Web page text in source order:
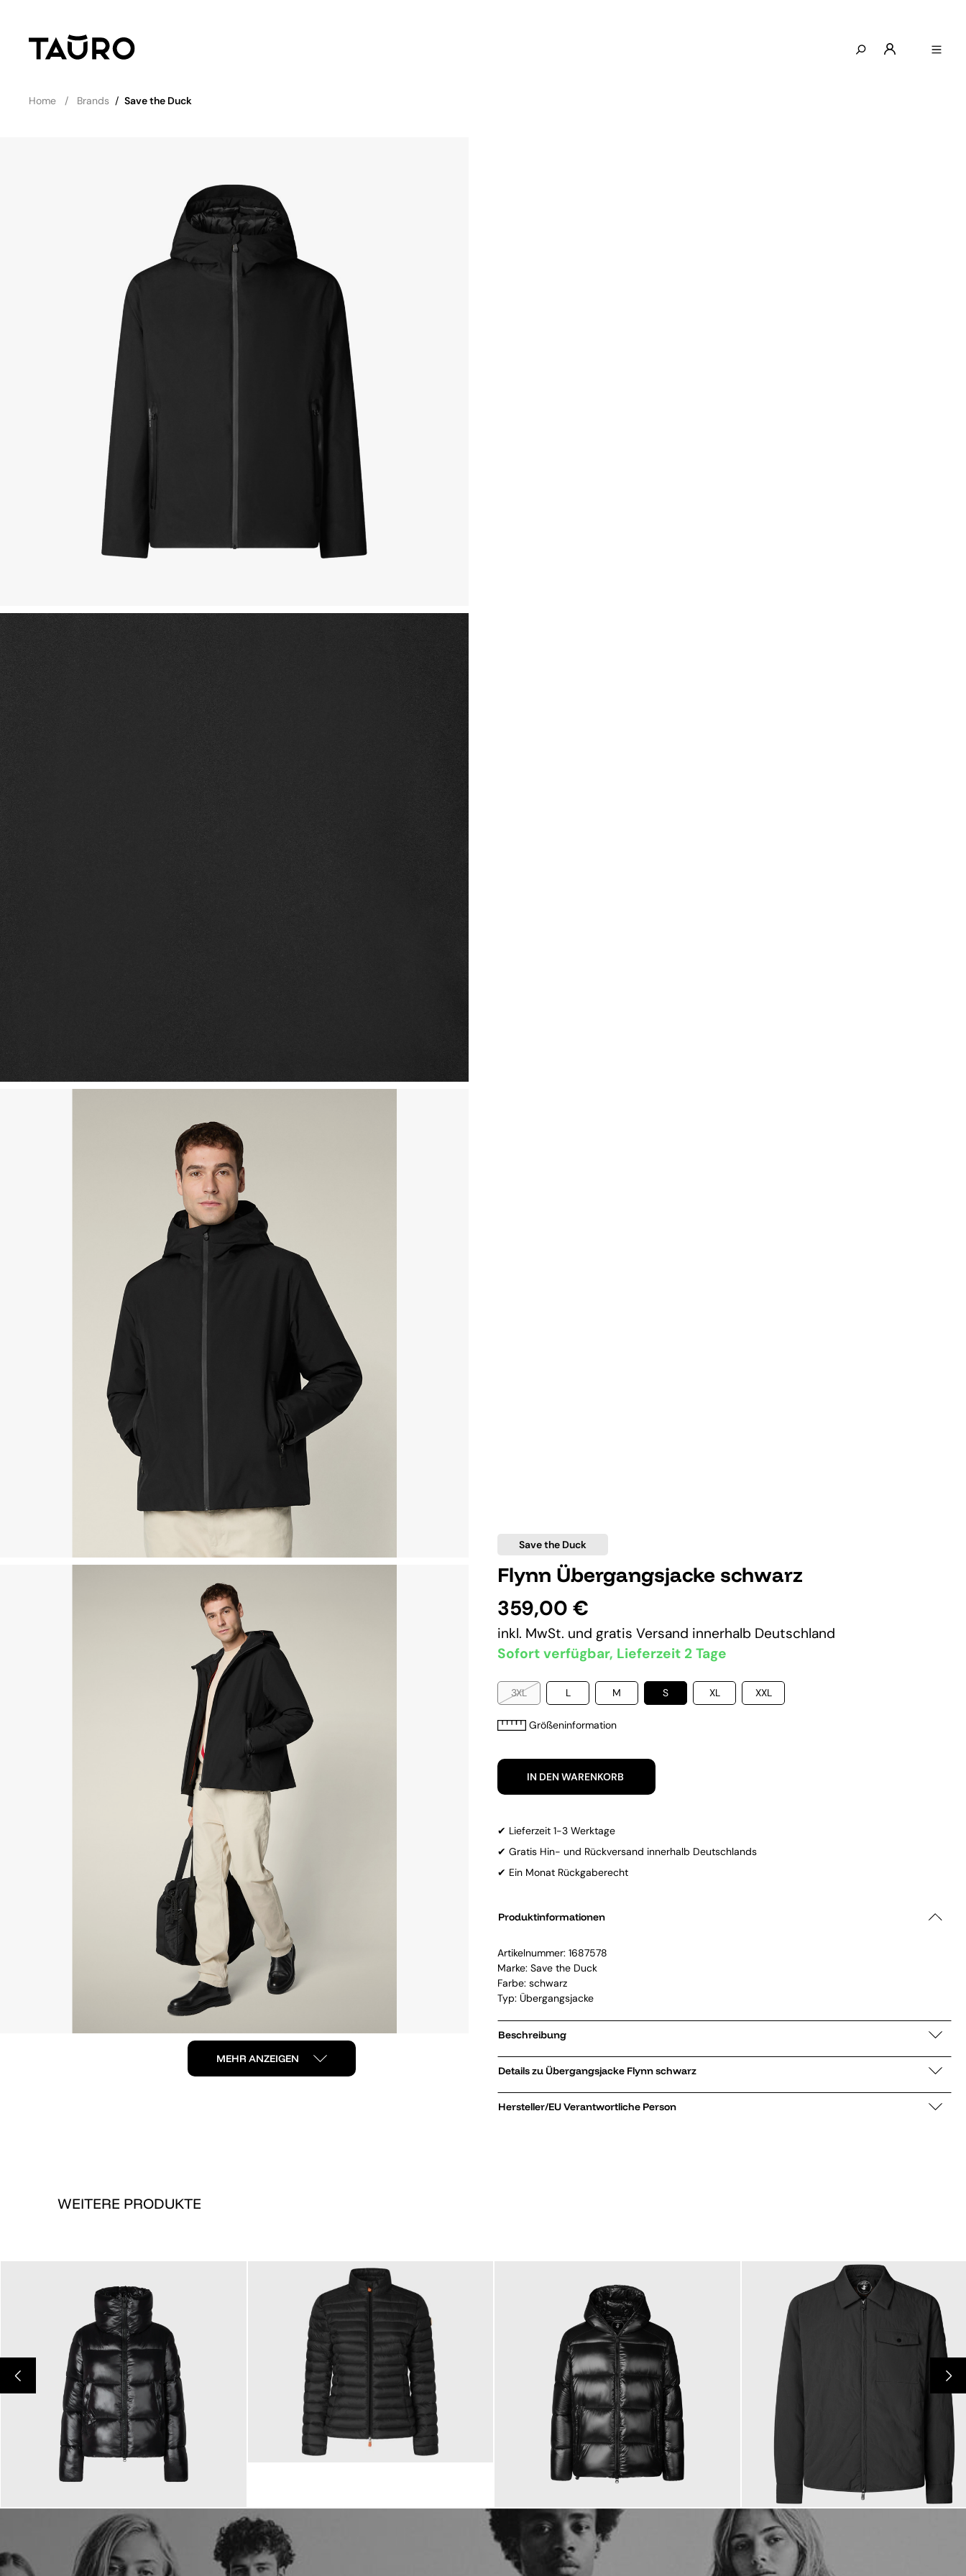
Home Brands / Save the Duck
MEHR ANZEIGEN
Save the Duck
Flynn Übergangsjacke schwarz
359,00 €
inkl. MwSt. und gratis Versand innerhalb Deutschland
Sofort verfügbar, Lieferzeit 2 Tage
3XL L M S XL XXL
Größeninformation
IN DEN WARENKORB
✔ Lieferzeit 1-3 Werktage
✔ Gratis Hin- und Rückversand innerhalb Deutschlands
✔ Ein Monat Rückgaberecht
Produktinformationen
Artikelnummer: 1687578
Marke: Save the Duck
Farbe: schwarz
Typ: Übergangsjacke
Beschreibung
Details zu Übergangsjacke Flynn schwarz
Hersteller/EU Verantwortliche Person
WEITERE PRODUKTE
349,00 €
179,00 €
349,00 € 299,00 €